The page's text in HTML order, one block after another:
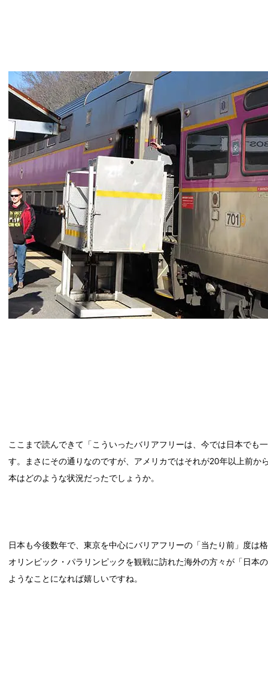
ここまで読んできて「こういったバリアフリーは、今では日本でも
す。まさにその通りなのですが、アメリカではそれが20年以上前
本はどのような状況だったでしょうか。
日本も今後数年で、東京を中心にバリアフリーの「当たり前」度
オリンピック・パラリンピックを観戦に訪れた海外の方々が「日本
ようなことになれば嬉しいですね。